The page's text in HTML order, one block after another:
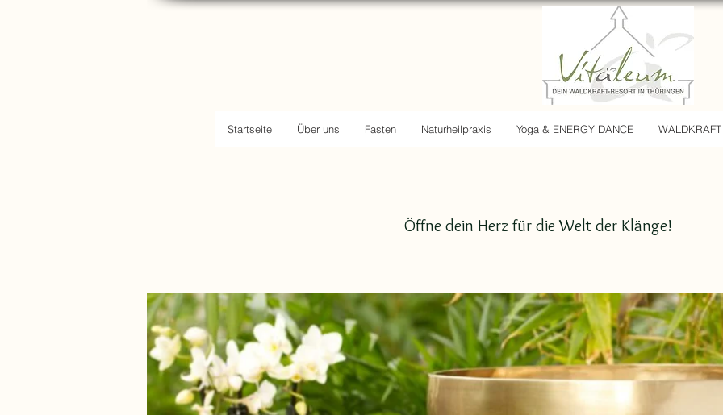
Startseite Über uns Fasten Naturheilpraxis Yoga & ENERGY DANCE WALDKRAFT
Öffne dein Herz für die Welt der Klänge!